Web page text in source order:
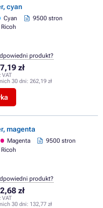
cyan
Cyan
9500 stron
Ricoh
zł
VAT
30 dni: 262,19 zł
produkt?
magenta
Magenta
9500 stron
Ricoh
zł
VAT
30 dni: 132,77 zł
produkt?